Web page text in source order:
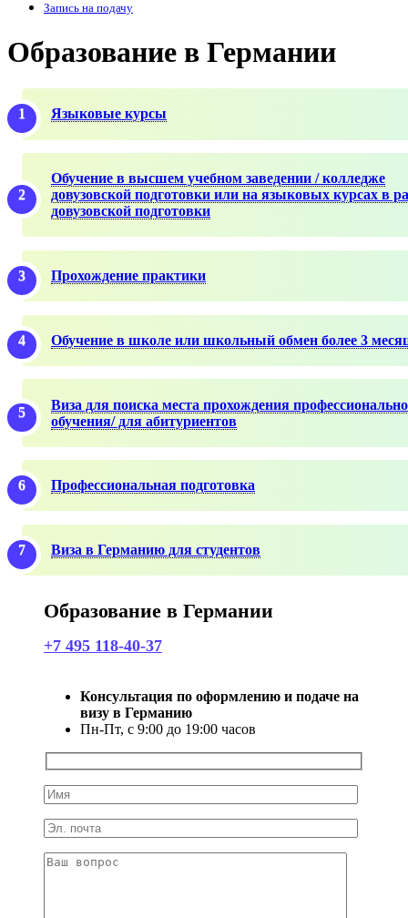
Запись на подачу
Образование в Германии
Языковые курсы
Обучение в высшем учебном заведении / колледже
довузовской подготовки или на языковых курсах в
довузовской подготовки
Прохождение практики
Обучение в школе или школьный обмен более 3
Виза для поиска места прохождения
обучения/ для абитуриентов
Профессиональная подготовка
Виза в Германию для студентов
Образование в Германии
+7 495 118-40-37
Консультация по оформлению и подаче на
визу в Германию
Пн-Пт, с 9:00 до 19:00 часов